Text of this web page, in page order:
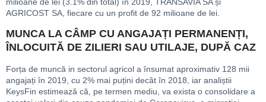
AGRICOST SA, fiecare cu un profit de 92 milioane de lei.
MUNCA LA CÂMP CU ANGAJAȚI PERMANENȚI,
ÎNLOCUITĂ DE ZILIERI SAU UTILAJE, DUPĂ CAZ
Forța de muncă in sectorul agricol a însumat aproximativ 128 mii
angajați în 2019, cu 2% mai puțini decât în 2018, iar analiștii
KeysFin estimează că, pe termen mediu, va exista o consolidare a